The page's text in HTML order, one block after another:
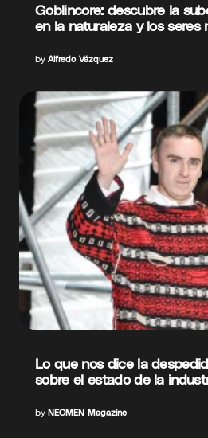
Goblincore: descubre la
en la naturaleza y los seres
by Alfredo Vázquez
Lo que nos dice la
sobre el estado de la
by NEOMEN Magazine